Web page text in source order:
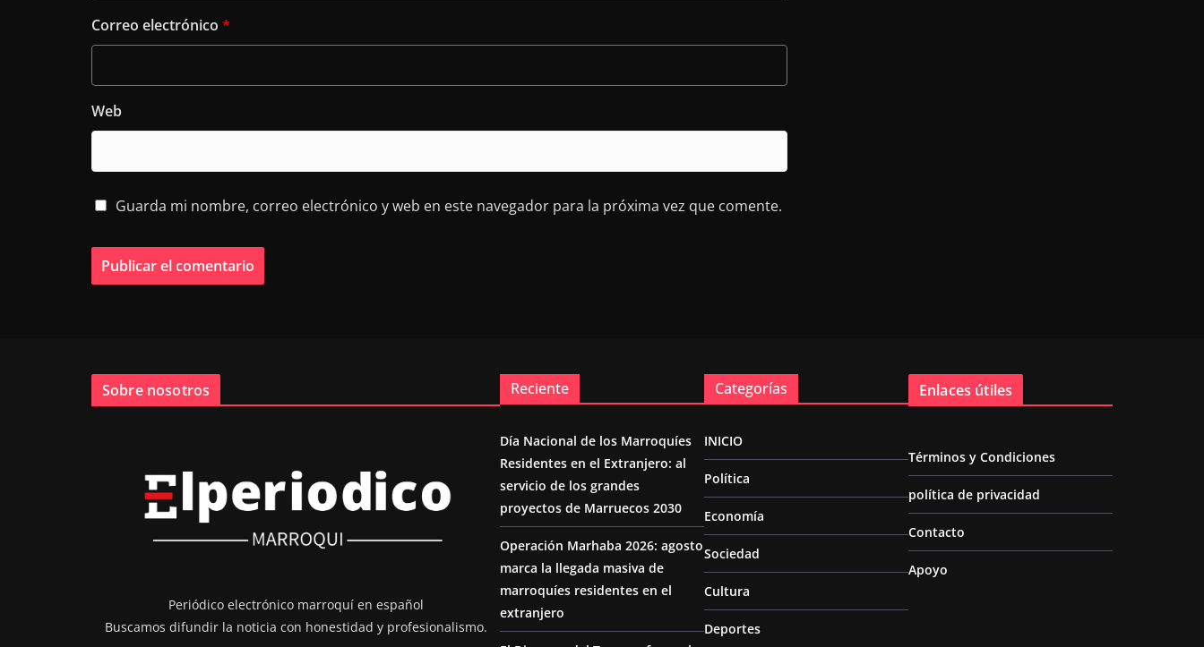
Correo electrónico *
Web
Guarda mi nombre, correo electrónico y web en este navegador para la próxima vez que comente.
Sobre nosotros
Periódico electrónico marroquí en español
Buscamos difundir la noticia con honestidad y profesionalismo.
Reciente
Día Nacional de los Marroquíes
Residentes en el Extranjero: al
servicio de los grandes
proyectos de Marruecos 2030
Operación Marhaba 2026: agosto
marca la llegada masiva de
marroquíes residentes en el
extranjero
Categorías
INICIO
Política
Economía
Sociedad
Cultura
Deportes
Enlaces útiles
Términos y Condiciones
política de privacidad
Contacto
Apoyo